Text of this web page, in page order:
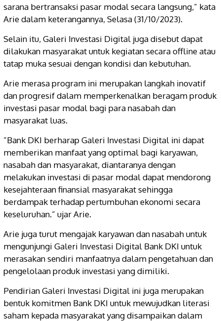
sarana bertransaksi pasar modal secara langsung,” kata
Arie dalam keterangannya, Selasa (31/10/2023).
Selain itu, Galeri Investasi Digital juga disebut dapat
dilakukan masyarakat untuk kegiatan secara offline atau
tatap muka sesuai dengan kondisi dan kebutuhan.
Arie merasa program ini merupakan langkah inovatif
dan progresif dalam memperkenalkan beragam produk
investasi pasar modal bagi para nasabah dan
masyarakat luas.
”Bank DKI berharap Galeri Investasi Digital ini dapat
memberikan manfaat yang optimal bagi karyawan,
nasabah dan masyarakat, diantaranya dengan
melakukan investasi di pasar modal dapat mendorong
kesejahteraan finansial masyarakat sehingga
berdampak terhadap pertumbuhan ekonomi secara
keseluruhan.” ujar Arie.
Arie juga turut mengajak karyawan dan nasabah untuk
mengunjungi Galeri Investasi Digital Bank DKI untuk
merasakan sendiri manfaatnya dalam pengetahuan dan
pengelolaan produk investasi yang dimiliki.
Pendirian Galeri Investasi Digital ini juga merupakan
bentuk komitmen Bank DKI untuk mewujudkan literasi
saham kepada masyarakat yang disampaikan dalam